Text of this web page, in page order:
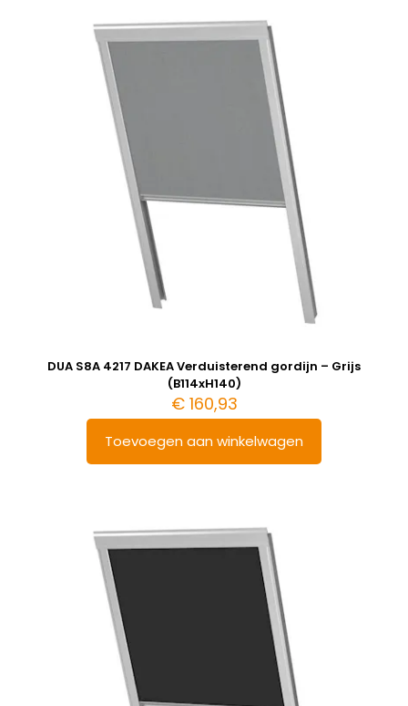
DUA S8A 4217 DAKEA Verduisterend gordijn – Grijs
(B114xH140)
€160,93
Toevoegen aan winkelwagen